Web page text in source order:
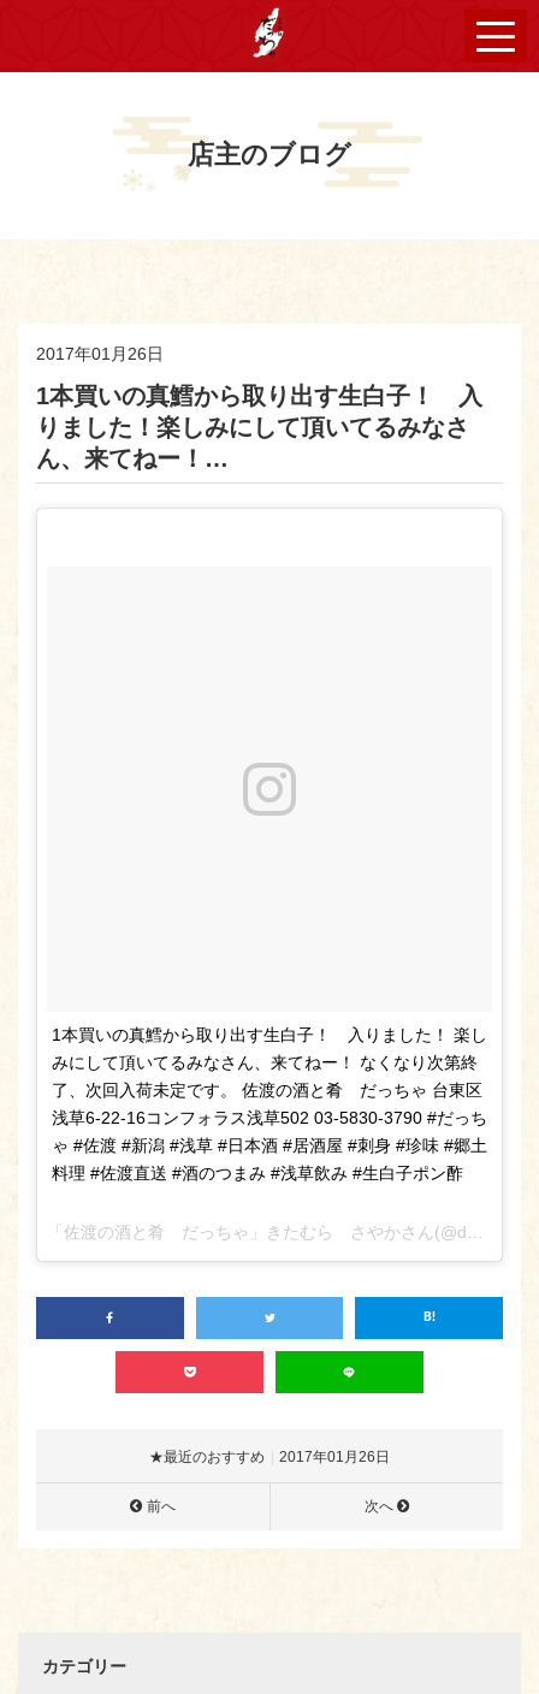
店主のブログ
2017年01月26日
1本買いの真鱈から取り出す生白子！ 入
りました！楽しみにして頂いてるみなさ
ん、来てねー！…
1本買いの真鱈から取り出す生白子！ 入りました！ 楽し
みにして頂いてるみなさん、来てねー！ なくなり次第終
了、次回入荷未定です。 佐渡の酒と肴 だっちゃ 台東区
浅草6-22-16コンフォラス浅草502 03-5830-3790 #だっち
ゃ #佐渡 #新潟 #浅草 #日本酒 #居酒屋 #刺身 #珍味 #郷土
料理 #佐渡直送 #酒のつまみ #浅草飲み #生白子ポン酢
「佐渡の酒と肴 だっちゃ」きたむら さやかさん(@daccha_sa_ya_ka_)が投稿した写真 –
★最近のおすすめ 2017年01月26日
前へ 次へ
カテゴリー